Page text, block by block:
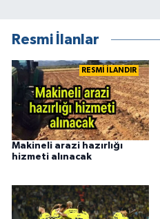
Resmi İlanlar
RESMİ İLANDIR
Makineli arazi hazırlığı
hizmeti alınacak